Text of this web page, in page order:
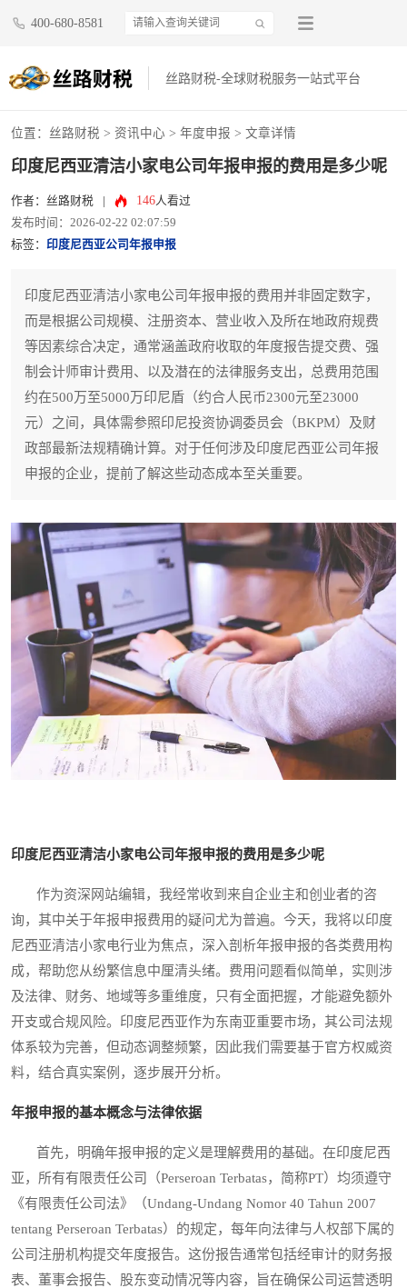
400-680-8581
丝路财税-全球财税服务一站式平台
位置： 丝路财税 > 资讯中心 > 年度申报 > 文章详情
印度尼西亚清洁小家电公司年报申报的费用是多少呢
作者：丝路财税 146人看过
发布时间：2026-02-22 02:07:59
标签： 印度尼西亚公司年报申报
印度尼西亚清洁小家电公司年报申报的费用并非固定数字，
而是根据公司规模、注册资本、营业收入及所在地政府规费
等因素综合决定，通常涵盖政府收取的年度报告提交费、强
制会计师审计费用、以及潜在的法律服务支出，总费用范围
约在500万至5000万印尼盾（约合人民币2300元至23000
元）之间，具体需参照印尼投资协调委员会（BKPM）及财
政部最新法规精确计算。对于任何涉及印度尼西亚公司年报
申报的企业，提前了解这些动态成本至关重要。
印度尼西亚清洁小家电公司年报申报的费用是多少呢
作为资深网站编辑，我经常收到来自企业主和创业者的咨
询，其中关于年报申报费用的疑问尤为普遍。今天，我将以印度
尼西亚清洁小家电行业为焦点，深入剖析年报申报的各类费用构
成，帮助您从纷繁信息中厘清头绪。费用问题看似简单，实则涉
及法律、财务、地域等多重维度，只有全面把握，才能避免额外
开支或合规风险。印度尼西亚作为东南亚重要市场，其公司法规
体系较为完善，但动态调整频繁，因此我们需要基于官方权威资
料，结合真实案例，逐步展开分析。
年报申报的基本概念与法律依据
首先，明确年报申报的定义是理解费用的基础。在印度尼西
亚，所有有限责任公司（Perseroan Terbatas，简称PT）均须遵守
《有限责任公司法》（Undang-Undang Nomor 40 Tahun 2007
tentang Perseroan Terbatas）的规定，每年向法律与人权部下属的
公司注册机构提交年度报告。这份报告通常包括经审计的财务报
表、董事会报告、股东变动情况等内容，旨在确保公司运营透明